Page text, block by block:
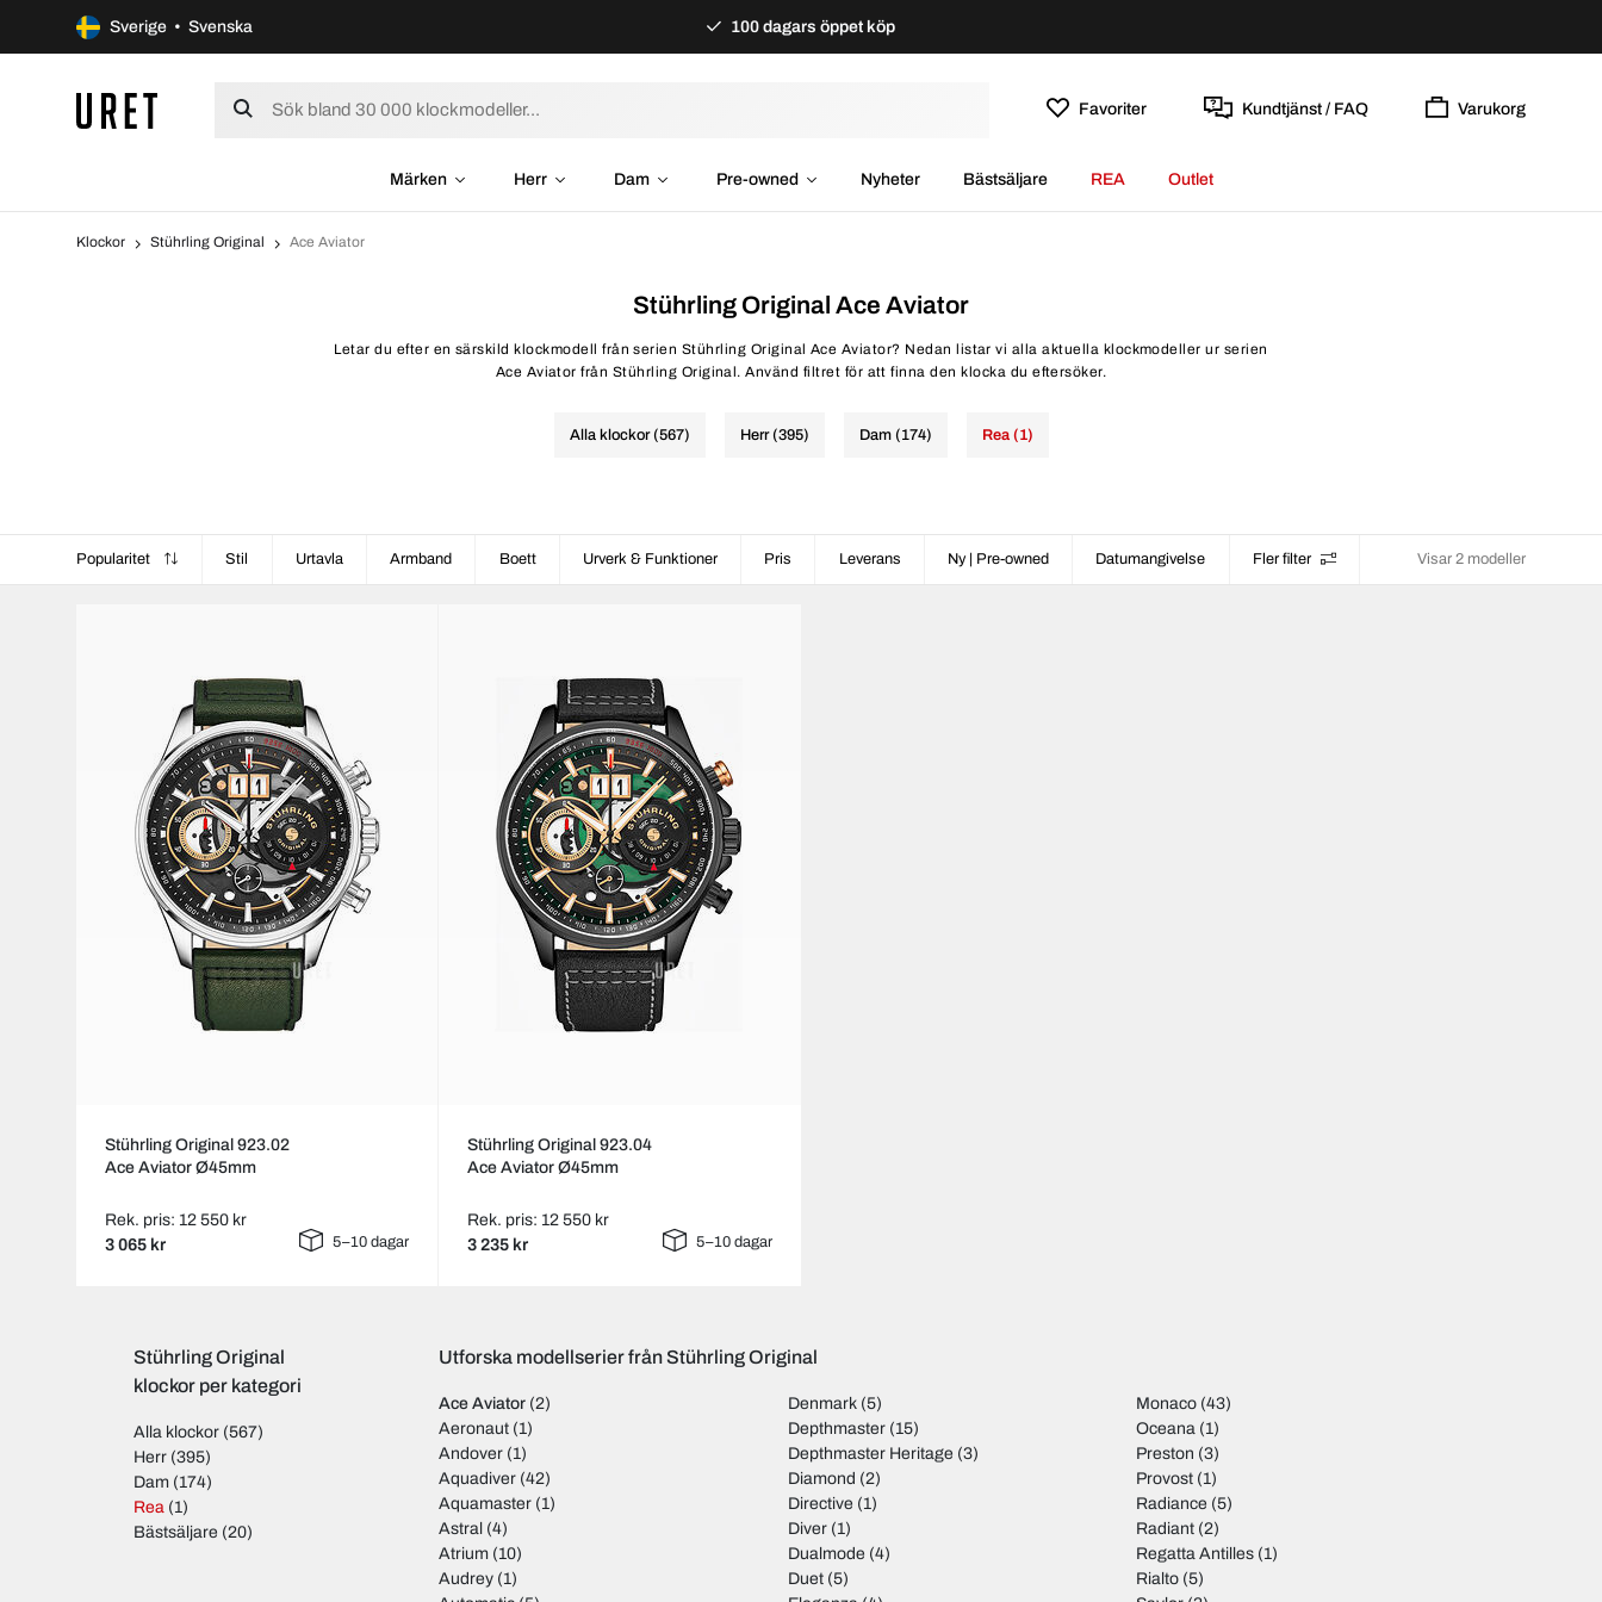
Sverige • Svenska 100 dagars öppet köp
Favoriter Kundtjänst / FAQ Varukorg
Märken Herr Dam Pre-owned Nyheter Bästsäljare REA Outlet
Klockor Stührling Original Ace Aviator
Stührling Original Ace Aviator
Letar du efter en särskild klockmodell från serien Stührling Original Ace Aviator? Nedan listar vi alla aktuella klockmodeller ur serien
Ace Aviator från Stührling Original. Använd filtret för att finna den klocka du eftersöker.
Alla klockor (567) Herr (395) Dam (174) Rea (1)
Popularitet Stil Urtavla Armband Boett Urverk & Funktioner Pris Leverans Ny | Pre-owned Datumangivelse Fler filter Visar 2 modeller
Stührling Original 923.02
Ace Aviator Ø45mm
Rek. pris: 12 550 kr
3 065 kr 5–10 dagar
Stührling Original 923.04
Ace Aviator Ø45mm
Rek. pris: 12 550 kr
3 235 kr 5–10 dagar
Stührling Original
klockor per kategori
Alla klockor (567)
Herr (395)
Dam (174)
Rea (1)
Bästsäljare (20)
Utforska modellserier från Stührling Original
Ace Aviator (2)
Aeronaut (1)
Andover (1)
Aquadiver (42)
Aquamaster (1)
Astral (4)
Atrium (10)
Audrey (1)
Denmark(5)
Depthmaster(15)
Depthmaster Heritage (3)
Diamond (2)
Directive (1)
Diver(1)
Dualmode (4)
Duet(5)
Monaco (43)
Oceana (1)
Preston (3)
Provost (1)
Radiance (5)
Radiant (2)
Regatta Antilles (1)
Rialto (5)